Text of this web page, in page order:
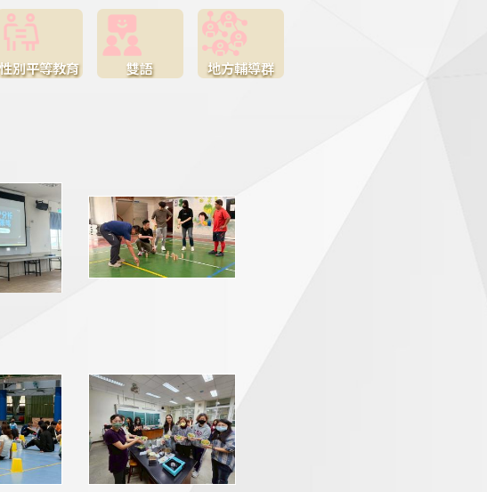
性別平等教育 雙語 地方輔導群